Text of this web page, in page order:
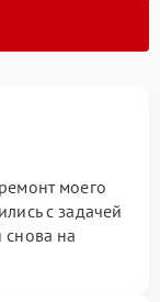
моего
с задачей
на